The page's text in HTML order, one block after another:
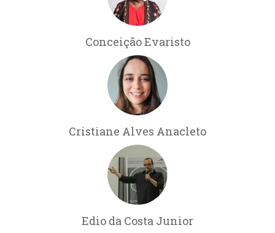
Conceição Evaristo
Cristiane Alves Anacleto
Edio da Costa Junior